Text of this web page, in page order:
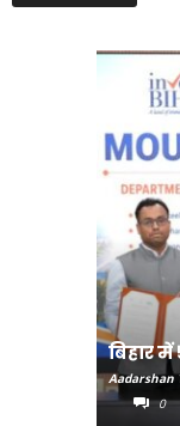
बिहार
Aadarshan
0